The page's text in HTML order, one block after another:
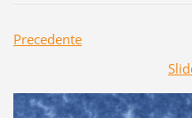
Precedente